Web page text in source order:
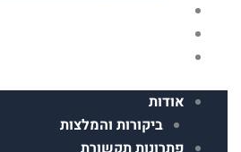
אודות
ביקורות והמלצות